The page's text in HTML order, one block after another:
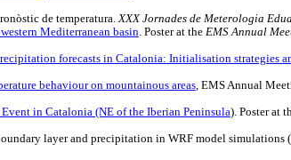
de temperatura.XXX Jornades de Meterologia
Mediterranean basin. Poster at the EMS Annual
forecasts in Catalonia: Initialisation strategies
behaviour on mountainous areas, EMS Annual
in Catalonia (NE of the Iberian Peninsula). Poster at
layer and precipitation in WRF model simulations